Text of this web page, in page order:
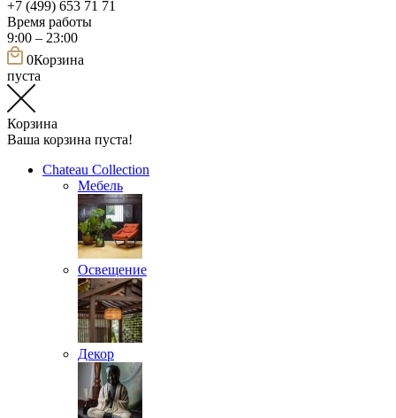
+7 (499) 653 71 71
Время работы
9:00 – 23:00
0Корзина
пуста
Корзина
Ваша корзина пуста!
Chateau Collection
Мебель
Освещение
Декор